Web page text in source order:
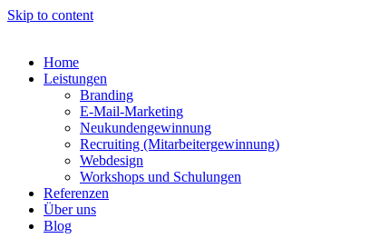
Skip to content
Home
Leistungen
Branding
E-Mail-Marketing
Neukundengewinnung
Recruiting (Mitarbeitergewinnung)
Webdesign
Workshops und Schulungen
Referenzen
Über uns
Blog